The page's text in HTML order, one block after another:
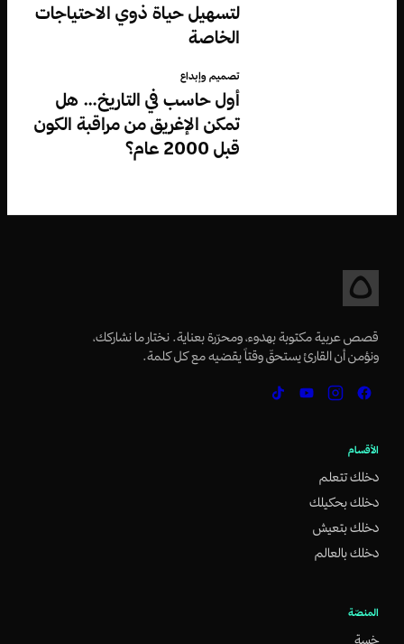
لتسهيل حياة ذوي الاحتياجات
الخاصة
تصميم وإبداع
أول حاسب في التاريخ… هل
تمكن الإغريق من مراقبة الكون
قبل 2000 عام؟
قصص عربية مكتوبة بهدوء، ومحرّرة بعناية. نختار ما نشاركك،
ونؤمن أن القارئ يستحقّ وقتاً يقضيه مع كل كلمة.
الأقسام
دخلك تتعلم
دخلك بحكيلك
دخلك بتعيش
دخلك بالعالم
المنصّة
خسة